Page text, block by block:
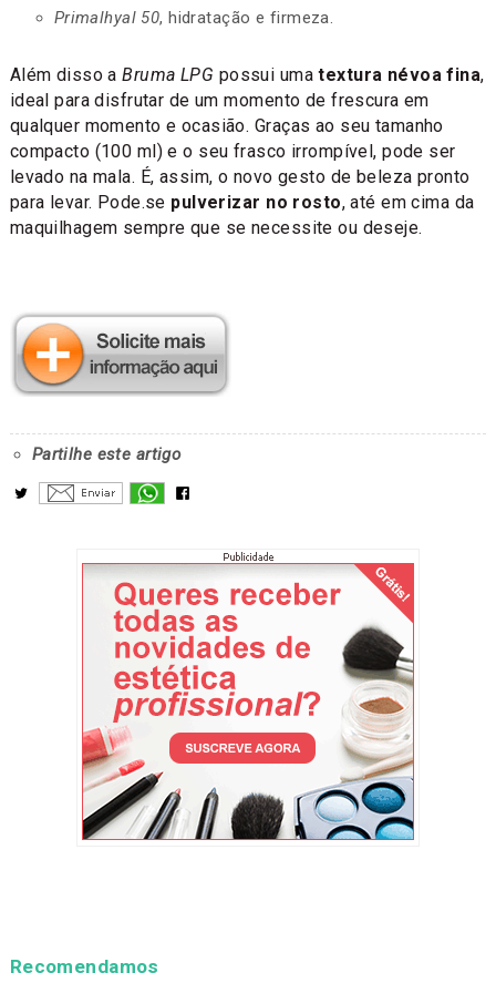
Primalhyal 50, hidratação e firmeza.
Além disso aBruma LPG possui umatextura névoa fina,
ideal para disfrutar de um momento de frescura em
qualquer momento e ocasião. Graças ao seu tamanho
compacto (100 ml) e o seu frasco irrompível, pode ser
levado na mala. É, assim, o novo gesto de beleza pronto
para levar. Pode.se pulverizar no rosto, até em cima da
maquilhagem sempre que se necessite ou deseje.
Partilhe este artigo
Recomendamos